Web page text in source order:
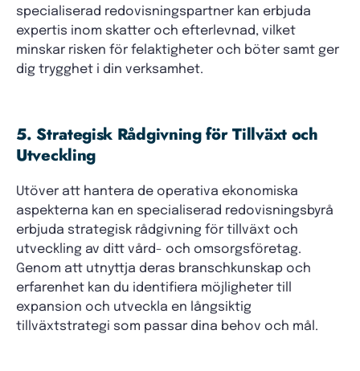
specialiserad redovisningspartner kan erbjuda
expertis inom skatter och efterlevnad, vilket
minskar risken för felaktigheter och böter samt ger
dig trygghet i din verksamhet.
5. Strategisk Rådgivning för Tillväxt och
Utveckling
Utöver att hantera de operativa ekonomiska
aspekterna kan en specialiserad redovisningsbyrå
erbjuda strategisk rådgivning för tillväxt och
utveckling av ditt vård- och omsorgsföretag.
Genom att utnyttja deras branschkunskap och
erfarenhet kan du identifiera möjligheter till
expansion och utveckla en långsiktig
tillväxtstrategi som passar dina behov och mål.